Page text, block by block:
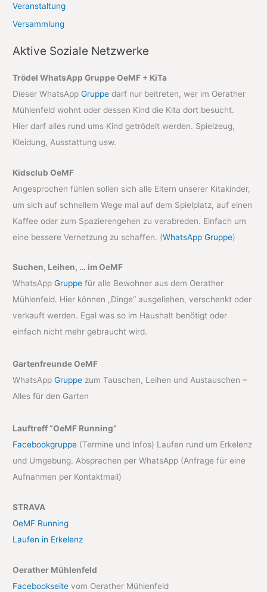
Veranstaltung
Versammlung
Aktive Soziale Netzwerke
Trödel WhatsApp Gruppe OeMF + KiTa
Dieser WhatsAppGruppe darf nur beitreten, wer im Oerather
Mühlenfeld wohnt oder dessen Kind die Kita dort besucht.
Hier darf alles rund ums Kind getrödelt werden. Spielzeug,
Kleidung, Ausstattung usw.
Kidsclub OeMF
Angesprochen fühlen sollen sich alle Eltern unserer Kitakinder,
um sich auf schnellem Wege mal auf dem Spielplatz, auf einen
Kaffee oder zum Spazierengehen zu verabreden. Einfach um
eine bessere Vernetzung zu schaffen. (WhatsApp Gruppe)
Suchen, Leihen, … im OeMF
WhatsAppGruppe für alle Bewohner aus dem Oerather
Mühlenfeld. Hier können „Dinge“ ausgeliehen, verschenkt oder
verkauft werden. Egal was so im Haushalt benötigt oder
einfach nicht mehr gebraucht wird.
Gartenfreunde OeMF
WhatsAppGruppe zum Tauschen, Leihen und Austauschen –
Alles für den Garten
Lauftreff “OeMF Running”
Facebookgruppe (Termine und Infos) Laufen rund um Erkelenz
und Umgebung. Absprachen per WhatsApp (Anfrage für eine
Aufnahmen per Kontaktmail)
STRAVA
OeMF Running
Laufen in Erkelenz
Oerather Mühlenfeld
Facebookseite vom Oerather Mühlenfeld